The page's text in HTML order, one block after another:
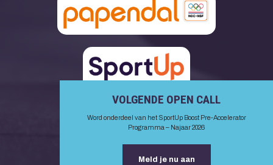
VOLGENDE OPEN CALL
Word onderdeel van het SportUp Boost Pre-Accelerator
Programma – Najaar 2026
Meld je nu aan